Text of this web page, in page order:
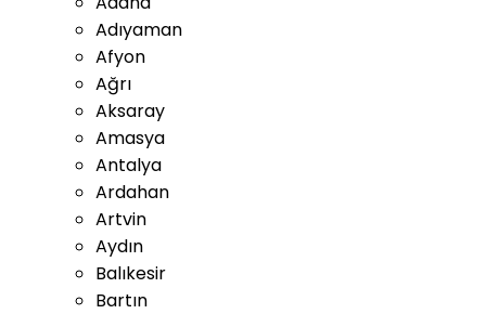
Adıyaman
Afyon
Ağrı
Aksaray
Amasya
Antalya
Ardahan
Artvin
Aydın
Balıkesir
Bartın